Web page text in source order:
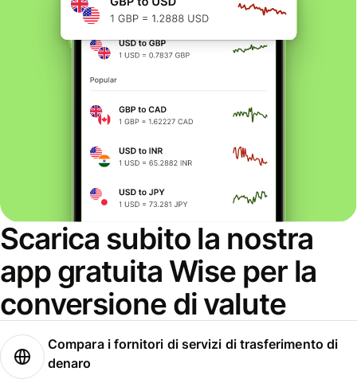
Scarica subito la nostra
app gratuita Wise per la
conversione di valute
Compara i fornitori di servizi di trasferimento di
denaro